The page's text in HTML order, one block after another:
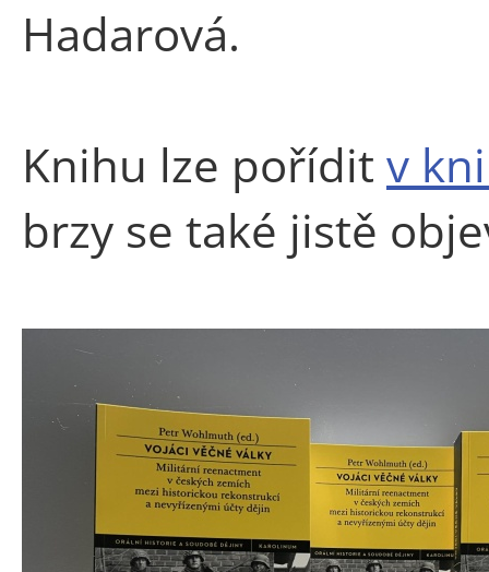
Hadarová.
Knihu lze pořídit v
brzy se také jistě